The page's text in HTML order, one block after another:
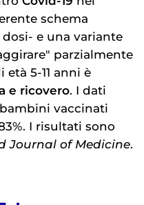
schema
e una variante
parzialmente
5-11 anni è
e ricovero. I dati
vaccinati
I risultati sono
Journal of Medicine.